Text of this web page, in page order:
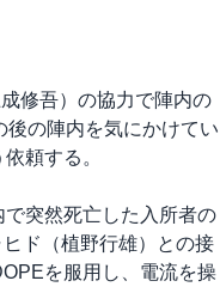
修吾）の協力で陣内の
の陣内を気にかけてい
頼する。
突然死亡した入所者の
ド（植野行雄）との接
を服用し、電流を操